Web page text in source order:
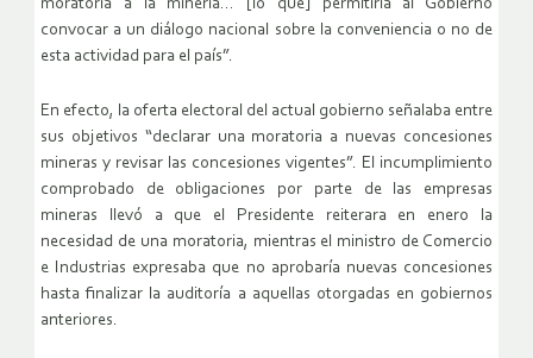
moratoria a la minería… [lo que] permitiría al Gobierno
convocar a un diálogo nacional sobre la conveniencia o no de
esta actividad para el país”.
En efecto, la oferta electoral del actual gobierno señalaba entre
sus objetivos “declarar una moratoria a nuevas concesiones
mineras y revisar las concesiones vigentes”. El incumplimiento
comprobado de obligaciones por parte de las empresas
mineras llevó a que el Presidente reiterara en enero la
necesidad de una moratoria, mientras el ministro de Comercio
e Industrias expresaba que no aprobaría nuevas concesiones
hasta finalizar la auditoría a aquellas otorgadas en gobiernos
anteriores.